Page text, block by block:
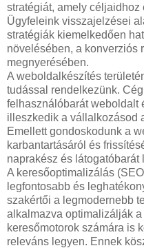
stratégiát, amely
Ügyfeleink visszajelzései
stratégiák kiemelkedően
növelésében, a konverziós
megnyerésében.
A weboldalkészítés
tudással rendelkezünk.
felhasználóbarát weboldalt
illeszkedik a vállalkozásod
Emellett gondoskodunk a
karbantartásáról és
naprakész és látogatóbarát
A keresőoptimalizálás
legfontosabb és
szakértői a legmodernebb
alkalmazva optimalizálják
keresőmotorok számára is
releváns legyen. Ennek